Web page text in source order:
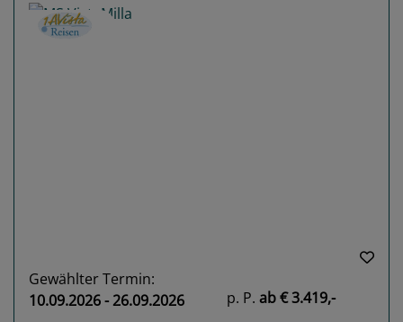
Gewählter Termin:
10.09.2026 - 26.09.2026
p. P. ab€ 3.419,-